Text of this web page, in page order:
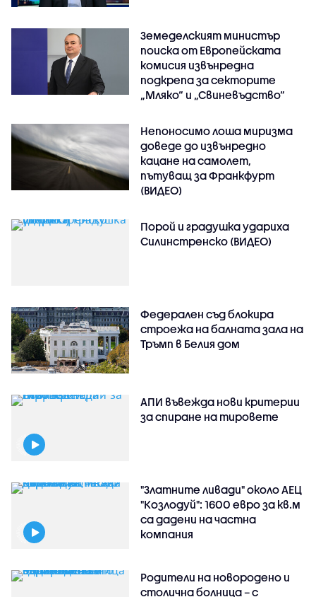
Земеделският министър
поиска от Европейската
комисия извънредна
подкрепа за секторите
„Мляко“ и „Свиневъдство“
Непоносимо лоша миризма
доведе до извънредно
кацане на самолет,
пътуващ за Франкфурт
(ВИДЕО)
Порой и градушка удариха
Силинстренско (ВИДЕО)
Федерален съд блокира
строежа на балната зала на
Тръмп в Белия дом
АПИ въвежда нови критерии
за спиране на тировете
"Златните ливади" около АЕЦ
"Козлодуй": 1600 евро за кв.м
са дадени на частна
компания
Родители на новородено и
столична болница – с